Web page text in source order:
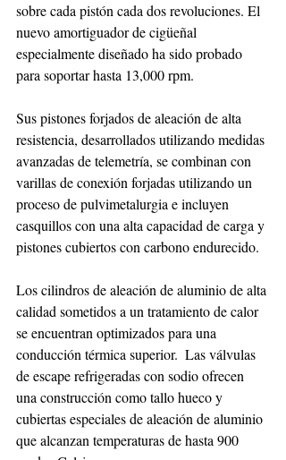
sobre cada pistón cada dos revoluciones. El
nuevo amortiguador de cigüeñal
especialmente diseñado ha sido probado
para soportar hasta 13,000 rpm.
Sus pistones forjados de aleación de alta
resistencia, desarrollados utilizando medidas
avanzadas de telemetría, se combinan con
varillas de conexión forjadas utilizando un
proceso de pulvimetalurgia e incluyen
casquillos con una alta capacidad de carga y
pistones cubiertos con carbono endurecido.
Los cilindros de aleación de aluminio de alta
calidad sometidos a un tratamiento de calor
se encuentran optimizados para una
conducción térmica superior.  Las válvulas
de escape refrigeradas con sodio ofrecen
una construcción como tallo hueco y
cubiertas especiales de aleación de aluminio
que alcanzan temperaturas de hasta 900